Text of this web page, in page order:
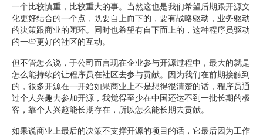
一个比较慎重，比较重大的事。当然这也是我们希望后期跟开源文
化更好结合的一个点，既要自上而下的，要有战略驱动，业务驱动
的决策跟商业的闭环。同时也希望有自下而上的，这种程序员驱动
的一些更好的社区的互动。
但不管怎么说，于公司而言现在企业参与开源过程中，最大的就是
怎么能持续的让程序员在社区去参与贡献。因为我们在前期接触到
的，很多开源在一开始如果商业上不是想得很清楚的话，程序员通
过个人兴趣去参加开源，我觉得至少在中国还达不到一批长期的极
客，靠个人兴趣能长期存在，所以怎么能长期去贡献。
如果说商业上最后的决策不支撑开源的项目的话，它最后因为工作